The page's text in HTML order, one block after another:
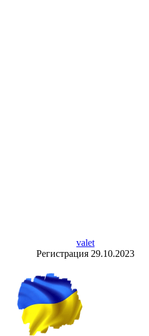
valet
Регистрация 29.10.2023